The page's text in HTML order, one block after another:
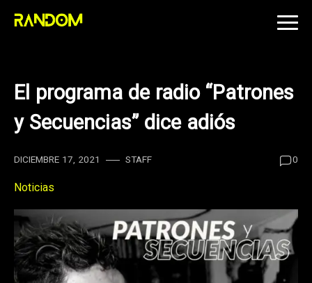
Skip
El programa de radio “Patrones
y Secuencias” dice adiós
DICIEMBRE 17, 2021 STAFF 0
Noticias